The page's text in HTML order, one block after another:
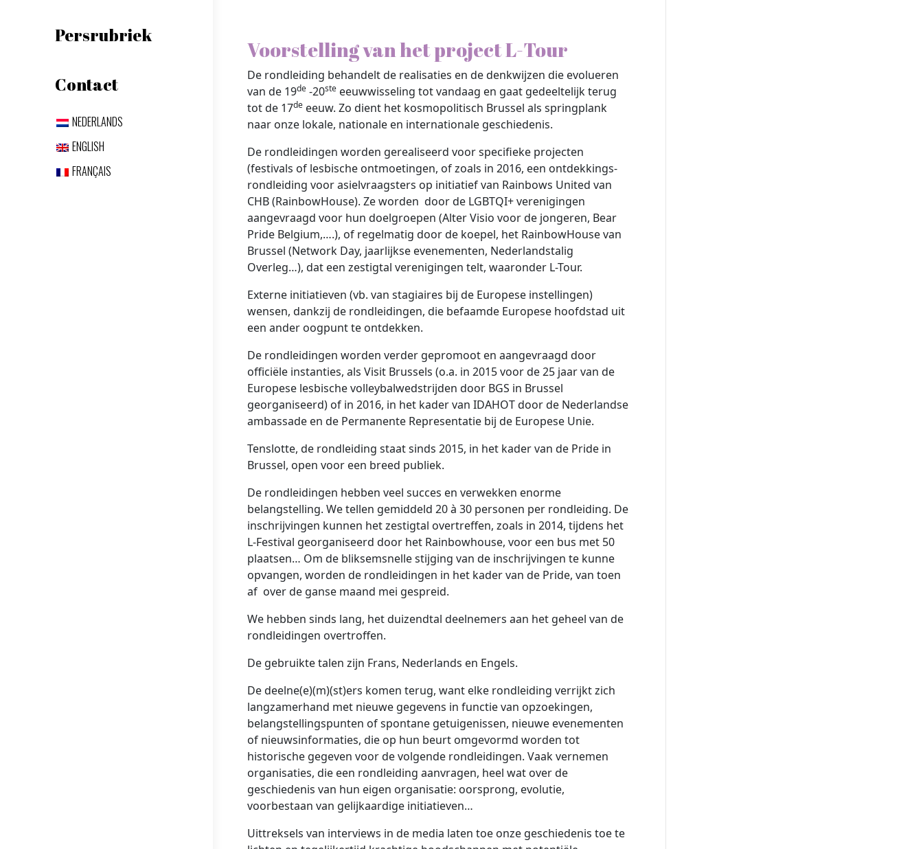
Persrubriek
Contact
NEDERLANDS
ENGLISH
FRANÇAIS
Voorstelling van het project L-Tour
De rondleiding behandelt de realisaties en de denkwijzen die evolueren
van de 19de -20ste eeuwwisseling tot vandaag en gaat gedeeltelijk terug
tot de 17de eeuw. Zo dient het kosmopolitisch Brussel als springplank
naar onze lokale, nationale en internationale geschiedenis.
De rondleidingen worden gerealiseerd voor specifieke projecten
(festivals of lesbische ontmoetingen, of zoals in 2016, een ontdekkings-
rondleiding voor asielvraagsters op initiatief van Rainbows United van
CHB (RainbowHouse). Ze worden door de LGBTQI+ verenigingen
aangevraagd voor hun doelgroepen (Alter Visio voor de jongeren, Bear
Pride Belgium,….), of regelmatig door de koepel, het RainbowHouse van
Brussel (Network Day, jaarlijkse evenementen, Nederlandstalig
Overleg…), dat een zestigtal verenigingen telt, waaronder L-Tour.
Externe initiatieven (vb. van stagiaires bij de Europese instellingen)
wensen, dankzij de rondleidingen, die befaamde Europese hoofdstad uit
een ander oogpunt te ontdekken.
De rondleidingen worden verder gepromoot en aangevraagd door
officiële instanties, als Visit Brussels (o.a. in 2015 voor de 25 jaar van de
Europese lesbische volleybalwedstrijden door BGS in Brussel
georganiseerd) of in 2016, in het kader van IDAHOT door de Nederlandse
ambassade en de Permanente Representatie bij de Europese Unie.
Tenslotte, de rondleiding staat sinds 2015, in het kader van de Pride in
Brussel, open voor een breed publiek.
De rondleidingen hebben veel succes en verwekken enorme
belangstelling. We tellen gemiddeld 20 à 30 personen per rondleiding. De
inschrijvingen kunnen het zestigtal overtreffen, zoals in 2014, tijdens het
L-Festival georganiseerd door het Rainbowhouse, voor een bus met 50
plaatsen… Om de bliksemsnelle stijging van de inschrijvingen te kunne
opvangen, worden de rondleidingen in het kader van de Pride, van toen
af over de ganse maand mei gespreid.
We hebben sinds lang, het duizendtal deelnemers aan het geheel van de
rondleidingen overtroffen.
De gebruikte talen zijn Frans, Nederlands en Engels.
De deelne(e)(m)(st)ers komen terug, want elke rondleiding verrijkt zich
langzamerhand met nieuwe gegevens in functie van opzoekingen,
belangstellingspunten of spontane getuigenissen, nieuwe evenementen
of nieuwsinformaties, die op hun beurt omgevormd worden tot
historische gegeven voor de volgende rondleidingen. Vaak vernemen
organisaties, die een rondleiding aanvragen, heel wat over de
geschiedenis van hun eigen organisatie: oorsprong, evolutie,
voorbestaan van gelijkaardige initiatieven…
Uittreksels van interviews in de media laten toe onze geschiedenis toe te